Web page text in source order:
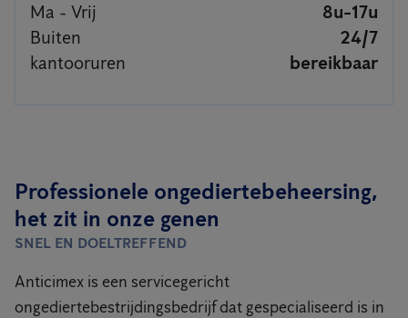
Ma - Vrij
8u-17u
Buiten
24/7
kantooruren
bereikbaar
Professionele ongediertebeheersing,
het zit in onze genen
SNEL EN DOELTREFFEND
Anticimex is een servicegericht
ongediertebestrijdingsbedrijf dat gespecialiseerd is in